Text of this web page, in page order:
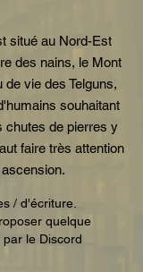
situé au Nord-Est
des nains, le Mont
de vie des Telguns,
souhaitant
chutes de pierres y
faire très attention
/ d'écriture.
quelque
le Discord